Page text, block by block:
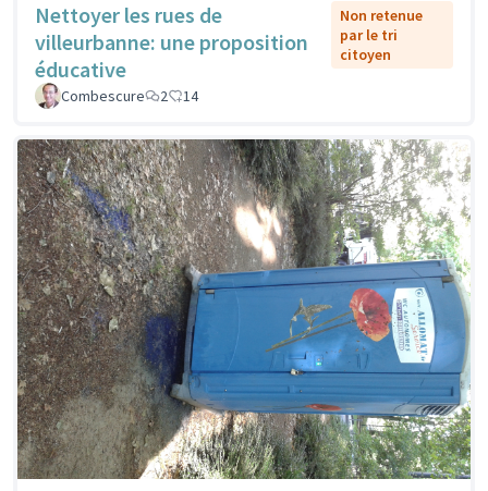
Nettoyer les rues de
villeurbanne: une proposition
éducative
Non retenue
par le tri
citoyen
Combescure 2 14